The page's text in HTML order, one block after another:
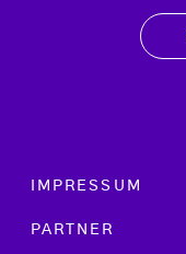
Footer menu
IMPRESSUM
PARTNER